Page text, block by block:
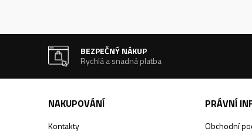
BEZPEČNÝ NÁKUP
Rychlá a snadná platba
NAKUPOVÁNÍ
Kontakty
PRÁVNÍ
Obchodní